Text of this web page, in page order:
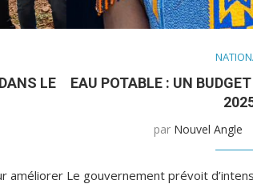
LE
améliorer
EAU POTABLE : UN
par Nouvel Angle
Le gouvernement prévoit